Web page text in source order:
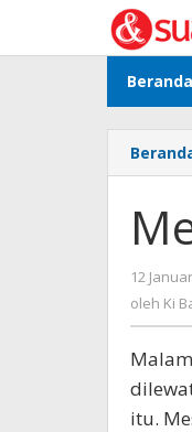
konten
Beranda
12
oleh Ki
itu.